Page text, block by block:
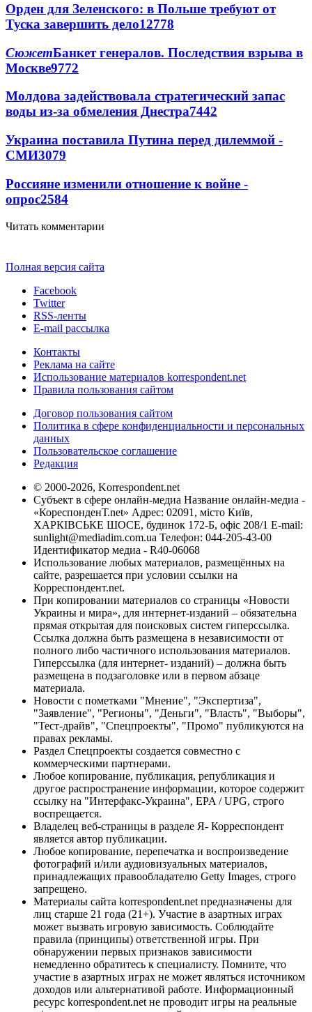
Орден для Зеленского: в Польше требуют от
Туска завершить дело12778
СюжетБанкет генералов. Последствия взрыва в
Москве9772
Молдова задействовала стратегический запас
воды из-за обмеления Днестра7442
Украина поставила Путина перед дилеммой -
СМИ3079
Россияне изменили отношение к войне -
опрос2584
Читать комментарии
Полная версия сайта
Facebook
Twitter
RSS-ленты
E-mail рассылка
Контакты
Реклама на сайте
Использование материалов korrespondent.net
Правила пользования сайтом
Договор пользования сайтом
Политика в сфере конфиденциальности и персональных
данных
Пользовательское соглашение
Редакция
© 2000-2026, Korrespondent.net
Субъект в сфере онлайн-медиа Название онлайн-медиа -
«КореспонденТ.net» Адрес: 02091, місто Київ,
ХАРКІВСЬКЕ ШОСЕ, будинок 172-Б, офіс 208/1 E-mail:
sunlight@mediadim.com.ua Телефон: 044-205-43-00
Идентификатор медиа - R40-06068
Использование любых материалов, размещённых на
сайте, разрешается при условии ссылки на
Корреспондент.net.
При копировании материалов со страницы «Новости
Украины и мира», для интернет-изданий – обязательна
прямая открытая для поисковых систем гиперссылка.
Ссылка должна быть размещена в независимости от
полного либо частичного использования материалов.
Гиперссылка (для интернет- изданий) – должна быть
размещена в подзаголовке или в первом абзаце
материала.
Новости с пометками "Мнение", "Экспертиза",
"Заявление", "Регионы", "Деньги", "Власть", "Выборы",
"Тест-драйв", "Спецпроекты", "Промо" публикуются на
правах рекламы.
Раздел Спецпроекты создается совместно с
коммерческими партнерами.
Любое копирование, публикация, републикация и
другое распространение информации, которое содержит
ссылку на "Интерфакс-Украина", EPA / UPG, строго
воспрещается.
Владелец веб-страницы в разделе Я- Корреспондент
является автор публикации.
Любое копирование, перепечатка и воспроизведение
фотографий и/или аудиовизуальных материалов,
принадлежащих правообладателю Getty Images, строго
запрещено.
Материалы сайта korrespondent.net предназначены для
лиц старше 21 года (21+). Участие в азартных играх
может вызвать игровую зависимость. Соблюдайте
правила (принципы) ответственной игры. При
обнаружении первых признаков зависимости
немедленно обратитесь к специалисту. Помните, что
участие в азартных играх не может являться источником
доходов или альтернативой работе. Информационный
ресурс korrespondent.net не проводит игры на реальные